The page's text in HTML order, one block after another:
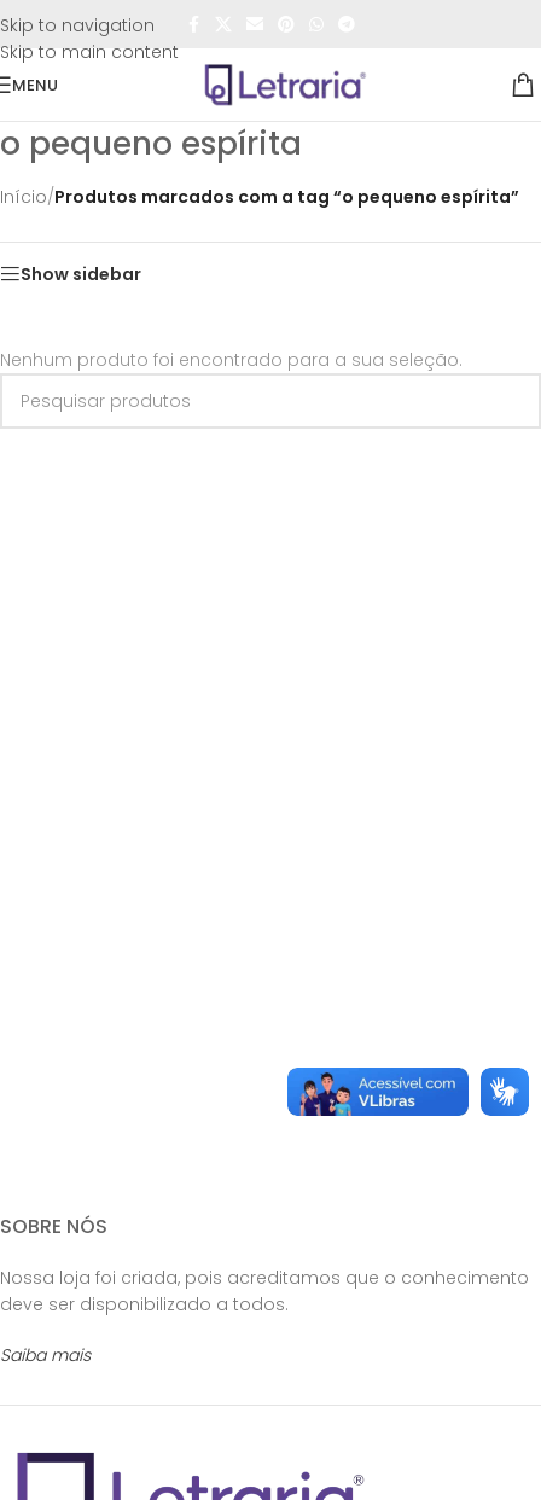
Skip to navigation
Skip to main content
FRETE GRÁTIS
MENU
o pequeno espírita
Início/Produtos marcados com a tag “o pequeno espírita”
Show sidebar
Nenhum produto foi encontrado para a sua seleção.
SOBRE NÓS
Nossa loja foi criada, pois acreditamos que o conhecimento
deve ser disponibilizado a todos.
Saiba mais